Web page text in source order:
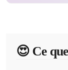
😍️ Ce